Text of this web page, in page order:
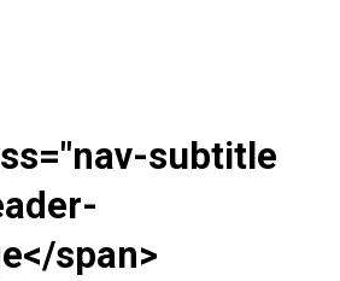
subtitle
span>